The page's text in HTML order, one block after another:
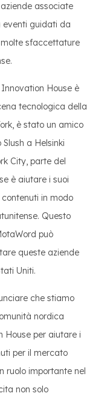
associate
eventi guidati da
molte sfaccettature
House è
tecnologica della
è stato un amico
a Helsinki
City, parte del
è aiutare i suoi
in modo
Questo
può
queste aziende
Uniti.
che stiamo
nordica
House per aiutare i
per il mercato
ruolo importante nel
non solo